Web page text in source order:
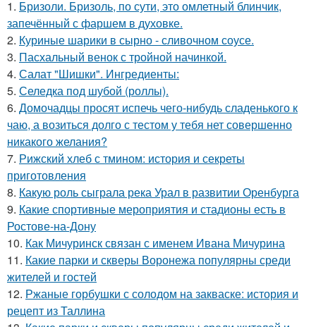
1. Бризоли. Бризоль, по сути, это омлетный блинчик,
запечённый с фаршем в духовке.
2. Куриные шарики в сырно - сливочном соусе.
3. Пасхальный венок с тройной начинкой.
4. Салат "Шишки". Ингредиенты:
5. Селедка под шубой (роллы).
6. Домочадцы просят испечь чего-нибудь сладенького к
чаю, а возиться долго с тестом у тебя нет совершенно
никакого желания?
7. Рижский хлеб с тмином: история и секреты
приготовления
8. Какую роль сыграла река Урал в развитии Оренбурга
9. Какие спортивные мероприятия и стадионы есть в
Ростове-на-Дону
10. Как Мичуринск связан с именем Ивана Мичурина
11. Какие парки и скверы Воронежа популярны среди
жителей и гостей
12. Ржаные горбушки с солодом на закваске: история и
рецепт из Таллина